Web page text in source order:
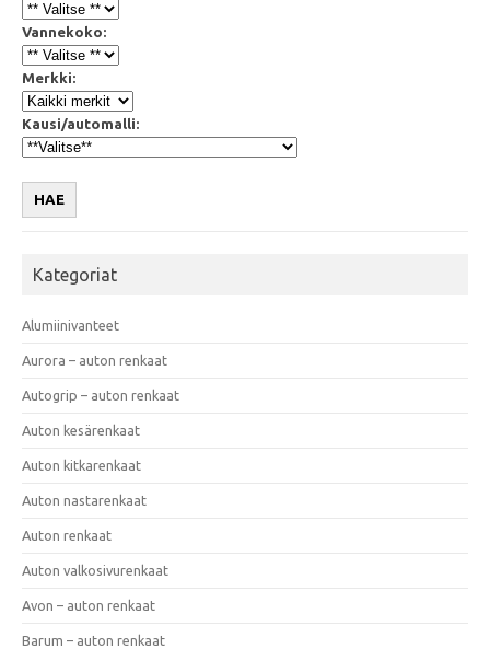
Vannekoko:
Merkki:
Kausi/automalli:
HAE
Kategoriat
Alumiinivanteet
Aurora – auton renkaat
Autogrip – auton renkaat
Auton kesärenkaat
Auton kitkarenkaat
Auton nastarenkaat
Auton renkaat
Auton valkosivurenkaat
Avon – auton renkaat
Barum – auton renkaat